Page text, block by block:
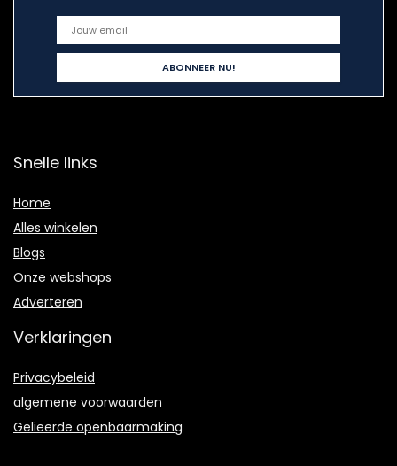
Snelle links
Home
Alles winkelen
Blogs
Onze webshops
Adverteren
Verklaringen
Privacybeleid
algemene voorwaarden
Gelieerde openbaarmaking